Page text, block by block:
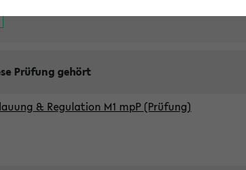
Prüfung gehört
& Regulation M1 mpP (Prüfung)